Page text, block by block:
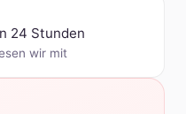
24 Stunden
wir mit